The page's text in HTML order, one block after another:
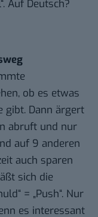
Auf Deutsch?
ob es etwas
gibt. Dann ärgert
abruft und nur
auf 9 anderen
auch sparen
sich die
= „Push“. Nur
es interessant